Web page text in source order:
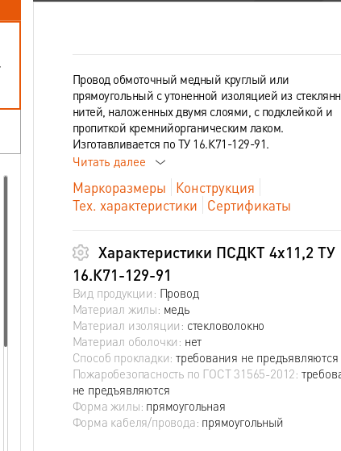
Провод обмоточный медный круглый или
прямоугольный с утоненной изоляцией из
нитей, наложенных двумя слоями, с подклейкой и
пропиткой кремнийорганическим лаком.
Изготавливается по ТУ 16.К71-129-91.
Читать далее
Маркоразмеры
Конструкция
Тех. характеристики
Сертификаты
Характеристики ПСДКТ 4х11,2 ТУ
16.К71-129-91
Вид продукции: Провод
Материал жилы: медь
Материал изоляции: стекловолокно
Материал оболочки: нет
Способ прокладки: требования не предъявляются
Пожаробезопасность по ГОСТ 31565-2012:
не предъявляются
Форма жилы: прямоугольная
Форма кабеля/провода: прямоугольный